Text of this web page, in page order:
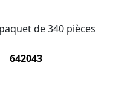
de 340 pièces
642043